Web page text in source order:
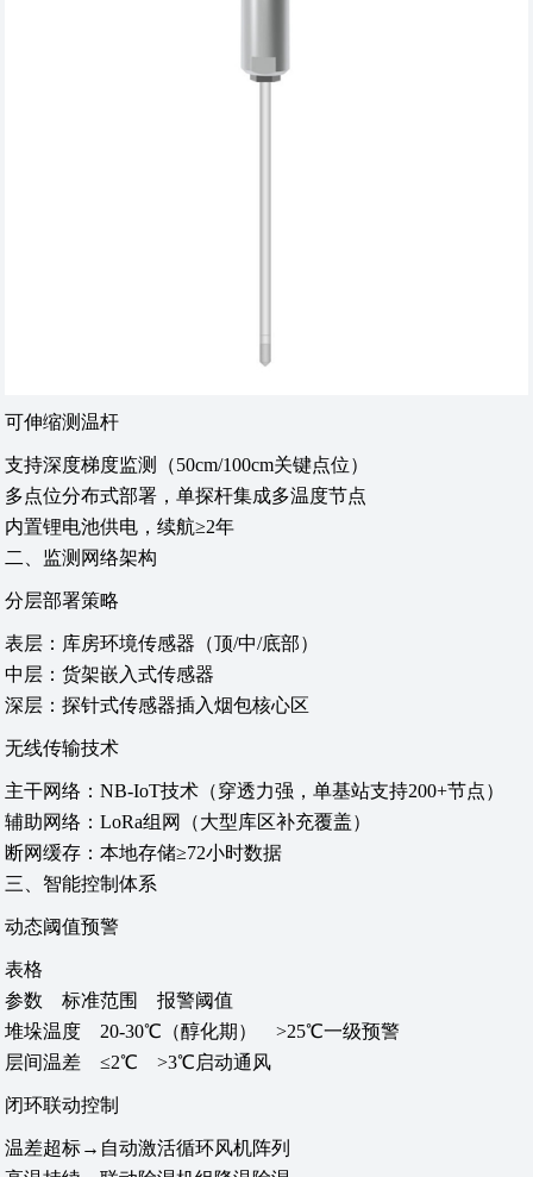
可伸缩测温杆‌
支持深度梯度监测（50cm/100cm关键点位）
多点位分布式部署，单探杆集成多温度节点
内置锂电池供电，续航≥2年
二、监测网络架构
分层部署策略‌
表层‌：库房环境传感器（顶/中/底部）
中层‌：货架嵌入式传感器
深层‌：探针式传感器插入烟包核心区
无线传输技术‌
主干网络：NB-IoT技术（穿透力强，单基站支持200+节点）
辅助网络：LoRa组网（大型库区补充覆盖）
断网缓存：本地存储≥72小时数据
三、智能控制体系
动态阈值预警‌
表格
参数 标准范围 报警阈值
堆垛温度 20-30℃（醇化期） >25℃一级预警
层间温差 ≤2℃ >3℃启动通风
闭环联动控制‌
温差超标→自动激活循环风机阵列